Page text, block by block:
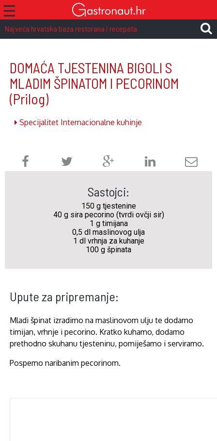
☰
Najveća hrvatska baza restorana i recepata
DOMAĆA TJESTENINA BIGOLI S
MLADIM ŠPINATOM I PECORINOM
(Prilog)
Specijalitet Internacionalne kuhinje
Sastojci:
150 g tjestenine
40 g sira pecorino (tvrdi ovčji sir)
1 g timijana
0,5 dl maslinovog ulja
1 dl vrhnja za kuhanje
100 g špinata
Upute za pripremanje:
Mladi špinat izradimo na maslinovom ulju te dodamo
timijan, vrhnje i pecorino. Kratko kuhamo, dodamo
prethodno skuhanu tjesteninu, pomiješamo i serviramo.
Pospemo naribanim pecorinom.